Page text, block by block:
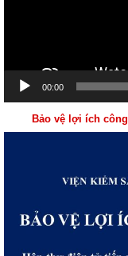
00:00
Bảo vệ lợi ích công